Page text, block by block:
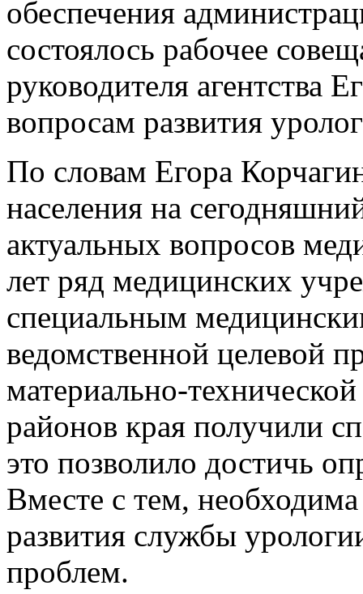
обеспечения
состоялось рабочее
руководителя агентства
вопросам развития
По словам Егора
населения на
актуальных вопросов
лет ряд медицинских
специальным
ведомственной целевой
материально-
районов края получили
это позволило достичь
Вместе с тем,
развития службы
проблем.